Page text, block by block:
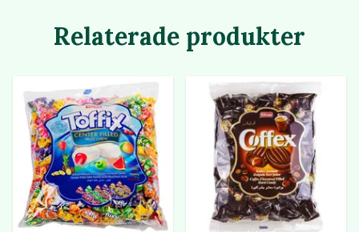
Relaterade produkter